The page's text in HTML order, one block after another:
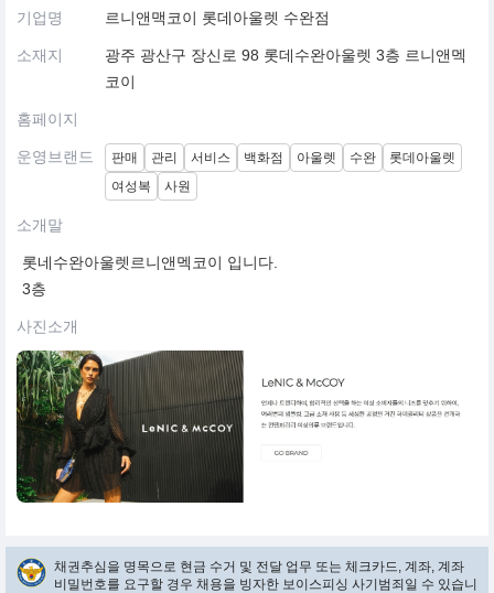
기업명 르니앤맥코이 롯데아울렛 수완점
소재지
광주 광산구 장신로 98 롯데수완아울렛 3층 르니앤멕
코이
홈페이지
운영브랜드 판매 관리 서비스 백화점 아울렛 수완
롯데아울렛
여성복
사원
소개말
롯네수완아울렛르니앤멕코이 입니다.
3층
사진소개
채권추심을 명목으로 현금 수거 및 전달 업무 또는 체크카드, 계좌, 계좌
비밀번호를 요구할 경우 채용을 빙자한 보이스피싱 사기범죄일 수 있습니